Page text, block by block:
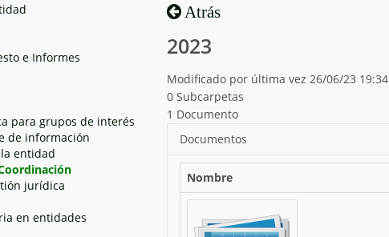
e Informes
para grupos de interés
de información
entidad
jurídica
en entidades
Atrás
2023
Modificado por última vez 26/06/23 19:34
0 Subcarpetas
1 Documento
Documentos
Nombre